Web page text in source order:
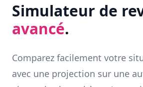
Simulateur de
avancé.
Comparez facilement votre
avec une projection sur une